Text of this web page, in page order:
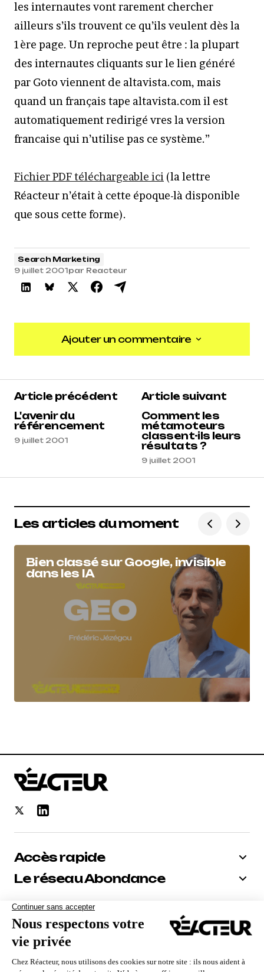
les internautes vont rarement chercher
ailleurs s’ils trouvent ce qu’ils veulent dès la
1ère page. Un reproche peut être : la plupart
des internautes cliquants sur le lien généré
par Goto viennent de altavista.com, mais
quand un français tape altavista.com il est
automatiquement redirigé vres la version
francaise qui n’utilise pas ce système.”
Fichier PDF téléchargeable ici (la lettre
Réacteur n’était à cette époque-là disponible
que sous cette forme).
Search Marketing
9 juillet 2001par Reacteur
Ajouter un commentaire
Ajouter un commentaire
Article précédent
L'avenir du
référencement
9 juillet 2001
Article suivant
Comment les
métamoteurs
classent-ils leurs
résultats ?
9 juillet 2001
Les articles du moment
Bien classé sur Google, invisible
dans les IA
Accès rapide
Le réseau Abondance
Bénéficiez de -10% sur tous nos
abonnements
Recevoir le code